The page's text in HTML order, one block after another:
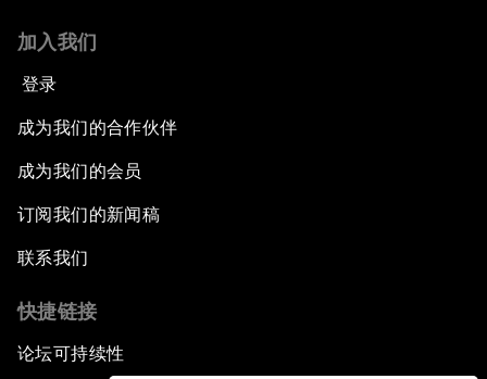
加入我们
登录
成为我们的合作伙伴
成为我们的会员
订阅我们的新闻稿
联系我们
快捷链接
论坛可持续性